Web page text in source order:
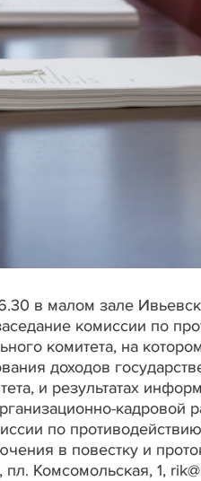
в малом зале
комиссии по
комитета, на
доходов
и результатах
кадровой
по
в повестку и
пл. Комсомольская, 1,